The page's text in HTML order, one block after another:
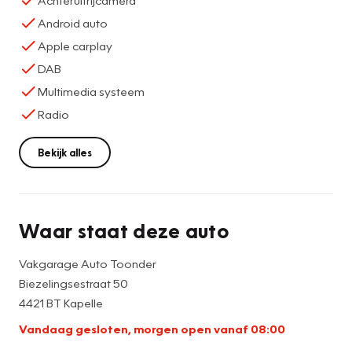
Android auto
Apple carplay
DAB
Multimedia systeem
Radio
Bekijk alles
Waar staat deze auto
Vakgarage Auto Toonder
Biezelingsestraat 50
4421 BT Kapelle
Vandaag gesloten, morgen open vanaf 08:00